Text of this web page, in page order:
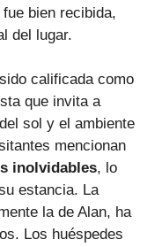
bien recibida,
del lugar.
calificada como
que invita a
sol y el ambiente
mencionan
inolvidables, lo
estancia. La
la de Alan, ha
Los huéspedes